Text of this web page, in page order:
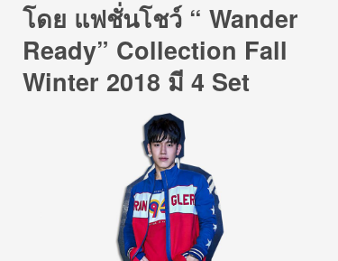
โดย แฟชั่นโชว์ “ Wander
Ready” Collection Fall
Winter 2018 มี 4 Set